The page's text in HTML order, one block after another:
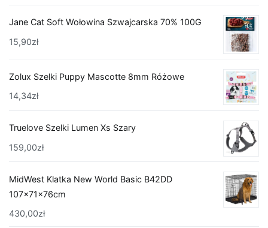
Jane Cat Soft Wołowina Szwajcarska 70% 100G
15,90zł
Zolux Szelki Puppy Mascotte 8mm Różowe
14,34zł
Truelove Szelki Lumen Xs Szary
159,00zł
MidWest Klatka New World Basic B42DD
107x71x76cm
430,00zł